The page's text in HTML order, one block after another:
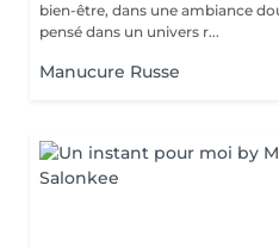
bien-être, dans une ambiance
pensé dans un univers r...
Manucure Russe